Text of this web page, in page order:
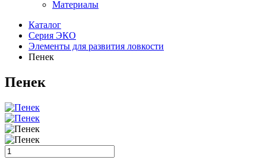
Материалы
Каталог
Серия ЭКО
Элементы для развития ловкости
Пенек
Пенек